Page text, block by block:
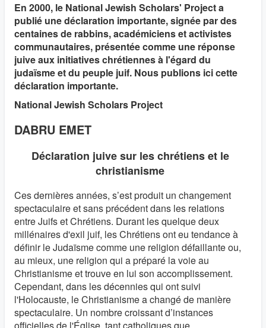
En 2000, le National Jewish Scholars' Project a
publié une déclaration importante, signée par des
centaines de rabbins, académiciens et activistes
communautaires, présentée comme une réponse
juive aux initiatives chrétiennes à l'égard du
judaïsme et du peuple juif. Nous publions ici cette
déclaration importante.
National Jewish Scholars Project
DABRU EMET
Déclaration juive sur les chrétiens et le
christianisme
Ces dernières années, s’est produit un changement
spectaculaire et sans précédent dans les relations
entre Juifs et Chrétiens. Durant les quelque deux
millénaires d'exil juif, les Chrétiens ont eu tendance à
définir le Judaïsme comme une religion défaillante ou,
au mieux, une religion qui a préparé la voie au
Christianisme et trouve en lui son accomplissement.
Cependant, dans les décennies qui ont suivi
l'Holocauste, le Christianisme a changé de manière
spectaculaire. Un nombre croissant d’instances
officielles de l'Église, tant catholiques que